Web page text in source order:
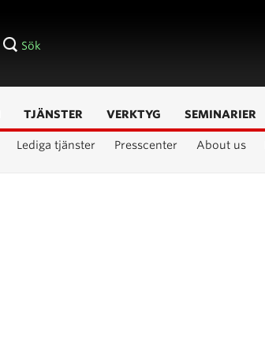
Sök
Lediga tjänster Presscenter About us
TJÄNSTER VERKTYG SEMINARIER